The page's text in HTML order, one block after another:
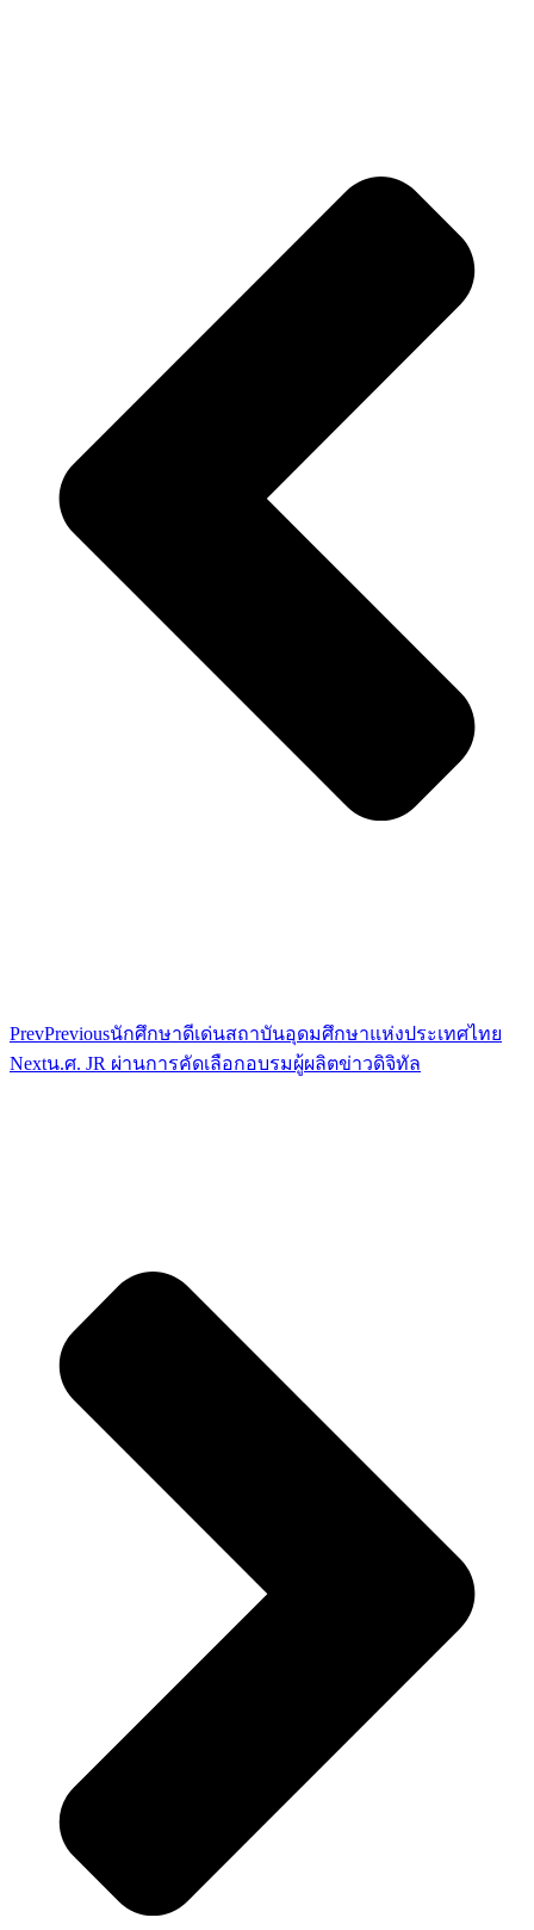
PrevPreviousนักศึกษาดีเด่นสถาบันอุดมศึกษาแห่งประเทศไทย
Nextน.ศ. JR ผ่านการคัดเลือกอบรมผู้ผลิตข่าวดิจิทัล